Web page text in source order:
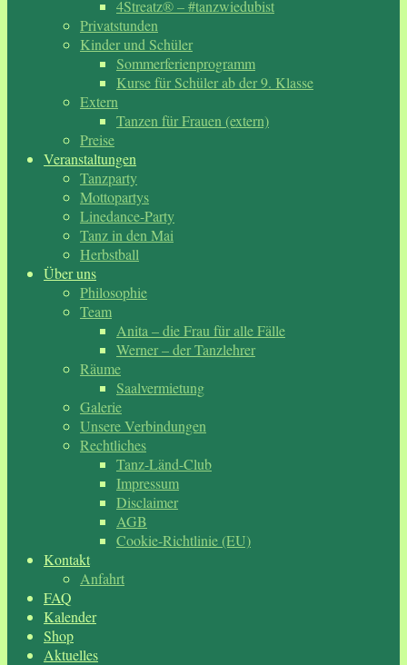
4Streatz® – #tanzwiedubist
Privatstunden
Kinder und Schüler
Sommerferienprogramm
Kurse für Schüler ab der 9. Klasse
Extern
Tanzen für Frauen (extern)
Preise
Veranstaltungen
Tanzparty
Mottopartys
Linedance-Party
Tanz in den Mai
Herbstball
Über uns
Philosophie
Team
Anita – die Frau für alle Fälle
Werner – der Tanzlehrer
Räume
Saalvermietung
Galerie
Unsere Verbindungen
Rechtliches
Tanz-Länd-Club
Impressum
Disclaimer
AGB
Cookie-Richtlinie (EU)
Kontakt
Anfahrt
FAQ
Kalender
Shop
Aktuelles